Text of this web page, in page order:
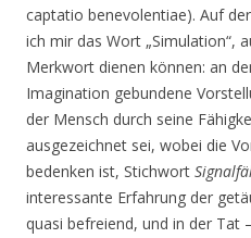
captatio benevolentiae). Auf
ich mir das Wort „Simulation“,
Merkwort dienen können: an
Imagination gebundene
der Mensch durch seine
ausgezeichnet sei, wobei die
bedenken ist, Stichwort
interessante Erfahrung der
quasi befreiend, und in der Tat